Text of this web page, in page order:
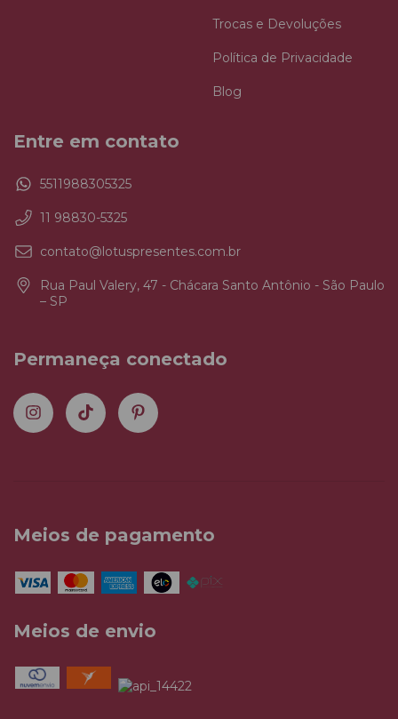
Trocas e Devoluções
Política de Privacidade
Blog
Entre em contato
5511988305325
11 98830-5325
contato@lotuspresentes.com.br
Rua Paul Valery, 47 - Chácara Santo Antônio - São Paulo
– SP
Permaneça conectado
Meios de pagamento
Meios de envio